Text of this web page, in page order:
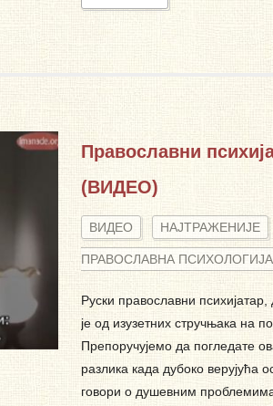
Православни
(ВИДЕО)
ВИДЕО НАЈТРАЖЕНИЈЕ
ПРАВОСЛАВНА ПСИХОЛОГИЈА
Руски православни
је од изузетних стручњака на
Препоручујемо да погледате
разлика када дубоко верујућа
говори о душевним